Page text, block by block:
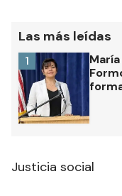
Las más leídas
1
Justicia social